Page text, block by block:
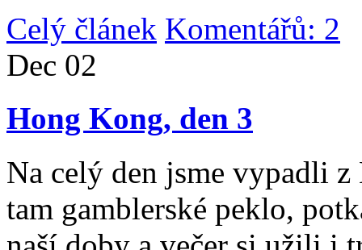
Celý článek Komentářů: 2
Dec 02
Hong Kong, den 3
Na celý den jsme vypadli
tam gamblerské peklo,